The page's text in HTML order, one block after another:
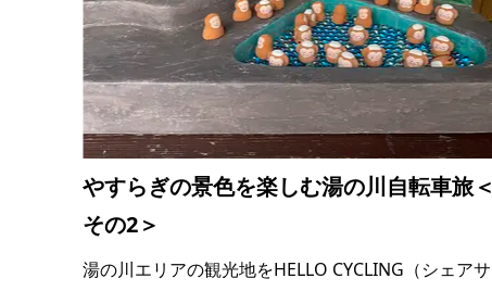
やすらぎの景色を楽しむ湯の川自転車旅＜
その2＞
湯の川エリアの観光地をHELLO CYCLING（シェアサ